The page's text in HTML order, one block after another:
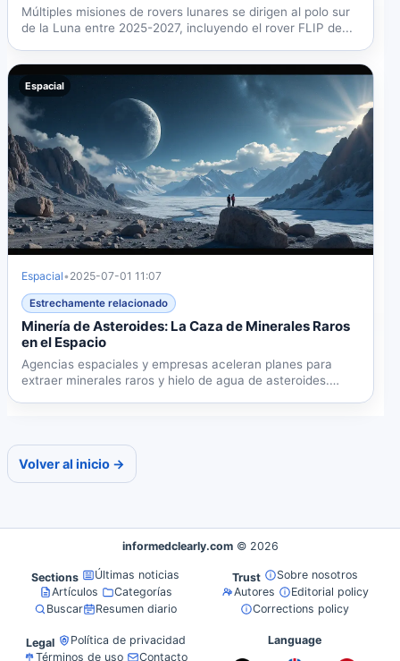
Múltiples misiones de rovers lunares se dirigen al polo sur
de la Luna entre 2025-2027, incluyendo el rover FLIP de...
Espacial
Espacial• 2025-07-01 11:07
Estrechamente relacionado
Minería de Asteroides: La Caza de Minerales Raros
en el Espacio
Agencias espaciales y empresas aceleran planes para
extraer minerales raros y hielo de agua de asteroides.
Volver al inicio →
informedclearly.com © 2026
Sections
Últimas noticias
Artículos
Categorías
Buscar
Resumen diario
Trust
Sobre nosotros
Autores
Editorial policy
Corrections policy
Legal
Política de privacidad
Términos de uso
Contacto
Language